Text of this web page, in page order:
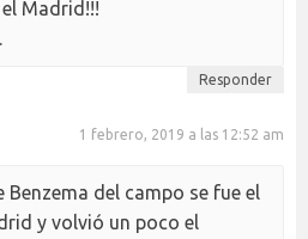
Madrid!!!
Responder
1 febrero, 2019 a las 12:52 am
Benzema del campo se fue el
y volvió un poco el